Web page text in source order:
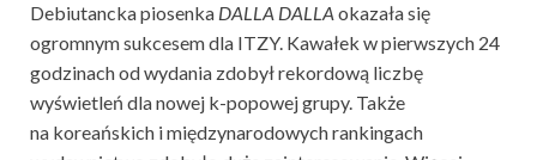
Debiutancka piosenka DALLA DALLA okazała się
ogromnym sukcesem dla ITZY. Kawałek w pierwszych 24
godzinach od wydania zdobył rekordową liczbę
wyświetleń dla nowej k-popowej grupy. Także
na koreańskich i międzynarodowychrankingach